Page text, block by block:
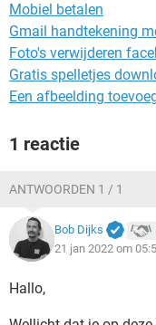
Mobiel betalen
Gmail handtekening
Foto's verwijderen
Gratis spelletjes
Een afbeelding
1 reactie
ANTWOORDEN 1 / 1
Bob Dijks
21 jan 2022 om
Hallo,